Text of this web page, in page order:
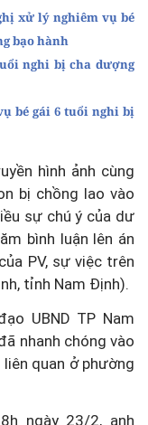
xử lý nghiêm vụ bé
bạo hành
nghi bị cha dượng
bé gái 6 tuổi nghi bị
hình ảnh cùng
bị chồng lao vào
sự chú ý của dư
bình luận lên án
PV, sự việc trên
tỉnh Nam Định).
UBND TP Nam
nhanh chóng vào
quan ở phường
ngày 23/2, anh